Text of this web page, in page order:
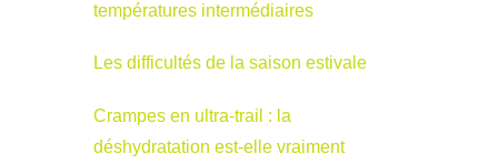
températures intermédiaires
Les difficultés de la saison estivale
Crampes en ultra-trail : la
déshydratation est-elle vraiment